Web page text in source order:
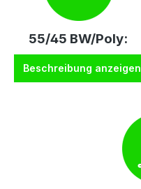
55/45 BW/Poly:
Beschreibung anzeigen